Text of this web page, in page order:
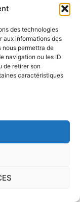
des technologies
aux informations des
permettra de
navigation ou les ID
de retirer son
caractéristiques
des règles sont
celui-ci.
possible le
, s'assurer de
encore
lignivores.